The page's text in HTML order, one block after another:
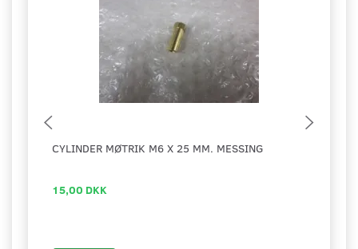
CYLINDER MØTRIK M6 X 25 MM. MESSING
15,00 DKK